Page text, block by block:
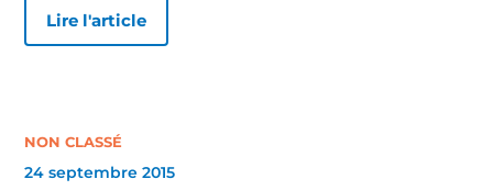
Lire l'article
NON CLASSÉ
24 septembre 2015